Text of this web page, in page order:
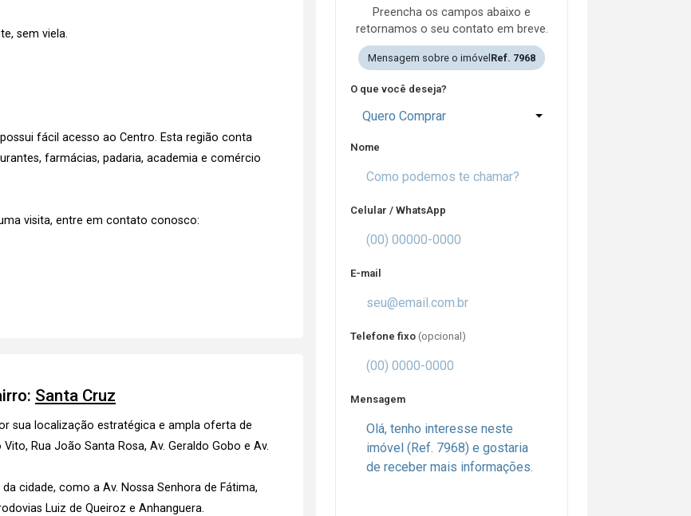
sem viela.
fácil acesso ao Centro. Esta região conta
farmácias, padaria, academia e comércio
visita, entre em contato conosco:
Santa Cruz
sua localização estratégica e ampla oferta de
Rua João Santa Rosa, Av. Geraldo Gobo e Av.
cidade, como a Av. Nossa Senhora de Fátima,
Luiz de Queiroz e Anhanguera.
Preencha os campos abaixo e
retornamos o seu contato em breve.
Mensagem sobre o imóvel Ref. 7968
O que você deseja?
Quero Comprar
Nome
Celular / WhatsApp
E-mail
Telefone fixo (opcional)
Mensagem